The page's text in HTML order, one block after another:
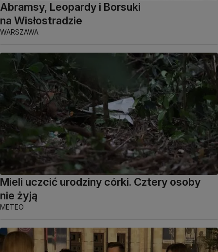
Abramsy, Leopardy i Borsuki
na Wisłostradzie
WARSZAWA
Mieli uczcić urodziny córki. Cztery osoby
nie żyją
METEO